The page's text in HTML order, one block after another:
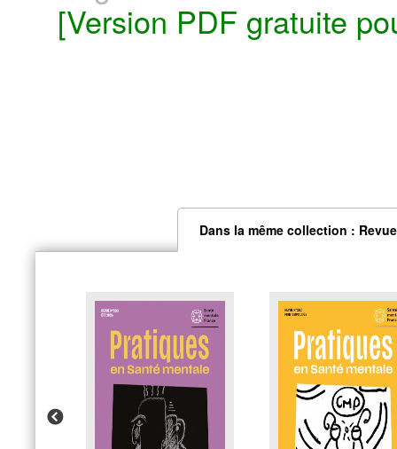
[Version PDF gratuite
Dans la même collection :